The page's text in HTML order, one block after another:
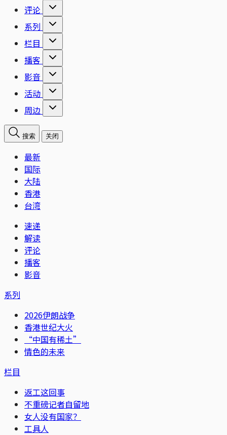
评论
系列
栏目
播客
影音
活动
周边
搜索 关闭
最新
国际
大陆
香港
台湾
速递
解读
评论
播客
影音
系列
2026伊朗战争
香港世纪大火
“中国有稀土”
情色的未来
栏目
返工这回事
不重磅记者自留地
女人没有国家？
工具人